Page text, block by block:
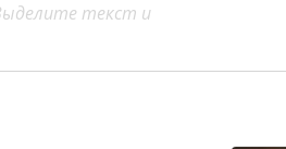
текст и